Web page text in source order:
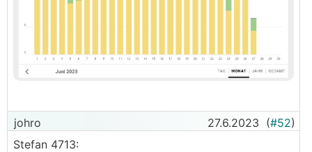
johro 27.6.2023 (#52)
Stefan 4713: